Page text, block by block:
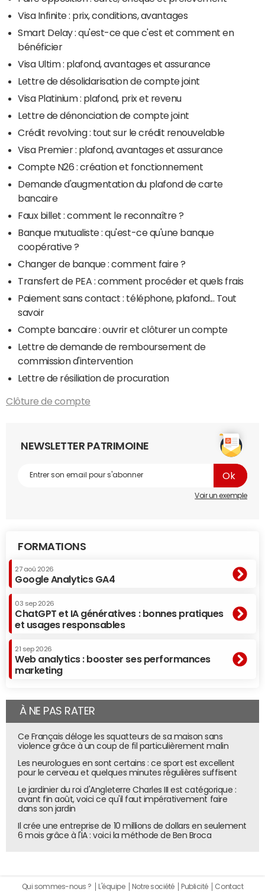
Visa Infinite : prix, conditions, avantages
Smart Delay : qu'est-ce que c'est et comment en
bénéficier
Visa Ultim : plafond, avantages et assurance
Lettre de désolidarisation de compte joint
Visa Platinium : plafond, prix et revenu
Lettre de dénonciation de compte joint
Crédit revolving : tout sur le crédit renouvelable
Visa Premier : plafond, avantages et assurance
Compte N26 : création et fonctionnement
Demande d'augmentation du plafond de carte
bancaire
Faux billet : comment le reconnaître ?
Banque mutualiste : qu'est-ce qu'une banque
coopérative ?
Changer de banque : comment faire ?
Transfert de PEA : comment procéder et quels frais
Paiement sans contact : téléphone, plafond... Tout
savoir
Compte bancaire : ouvrir et clôturer un compte
Lettre de demande de remboursement de
commission d'intervention
Lettre de résiliation de procuration
Clôture de compte
NEWSLETTER PATRIMOINE
Voir un exemple
FORMATIONS
27 aoû 2026
Google Analytics GA4
03 sep 2026
ChatGPT et IA génératives : bonnes pratiques
et usages responsables
21 sep 2026
Web analytics : booster ses performances
marketing
À NE PAS RATER
Ce Français déloge les squatteurs de sa maison sans
violence grâce à un coup de fil particulièrement malin
Les neurologues en sont certains : ce sport est excellent
pour le cerveau et quelques minutes régulières suffisent
Le jardinier du roi d'Angleterre Charles III est catégorique :
avant fin août, voici ce qu'il faut impérativement faire
dans son jardin
Il crée une entreprise de 10 millions de dollars en seulement
6 mois grâce à l'IA : voici la méthode de Ben Broca
Qui sommes-nous ? L'équipe Notre société Publicité Contact